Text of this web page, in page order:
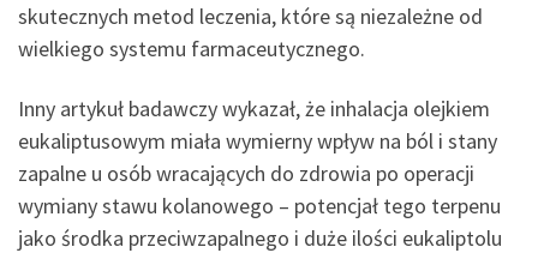
skutecznych metod leczenia, które są niezależne od
wielkiego systemu farmaceutycznego.
Inny artykuł badawczy wykazał, że inhalacja olejkiem
eukaliptusowym miała wymierny wpływ na ból i stany
zapalne u osób wracających do zdrowia po operacji
wymiany stawu kolanowego – potencjał tego terpenu
jako środka przeciwzapalnego i duże ilości eukaliptolu